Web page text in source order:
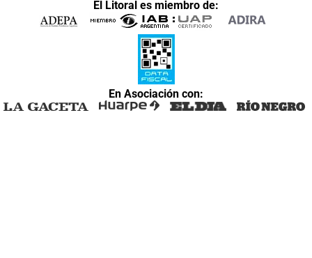
El Litoral es miembro de:
En Asociación con: